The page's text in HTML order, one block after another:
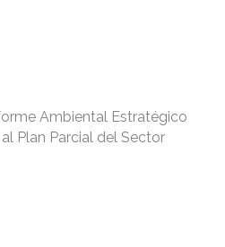
Ambiental Estratégico
Plan Parcial del Sector